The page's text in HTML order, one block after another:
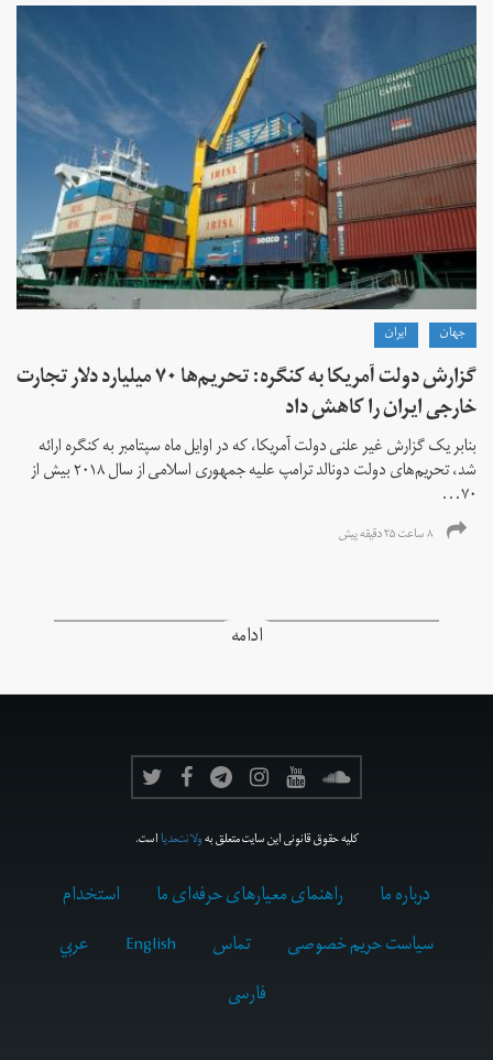
جهان ايران
گزارش دولت آمریکا به کنگره: تحریم‌ها ۷۰ میلیارد دلار تجارت
خارجی ایران را کاهش داد
بنابر یک گزارش غیر علنی دولت آمریکا، که در اوایل ماه سپتامبر به کنگره ارائه
شد، تحریم‌های دولت دونالد ترامپ علیه جمهوری اسلامی از سال ۲۰۱۸ بیش از
۷۰...
۸ ساعت ۲۵ دقیقه پیش
ادامه
کلیه حقوق قانونی این سایت متعلق بهولانت‌مدیااست.
درباره ما راهنمای معیارهای حرفه‌ای ما
استخدام
سیاست حریم خصوصی
تماس English
عربي
فارسى